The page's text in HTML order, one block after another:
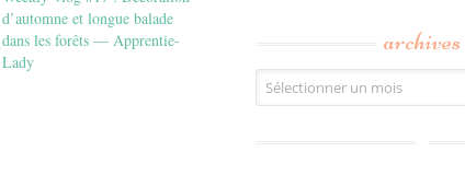
d’automne et longue balade
dans les forêts — Apprentie-
Lady
archives
Archives